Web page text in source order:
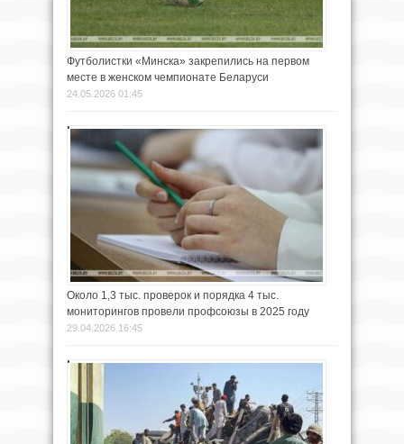
Футболистки «Минска» закрепились на первом
месте в женском чемпионате Беларуси
24.05.2026 01:45
Около 1,3 тыс. проверок и порядка 4 тыс.
мониторингов провели профсоюзы в 2025 году
29.04.2026 16:45